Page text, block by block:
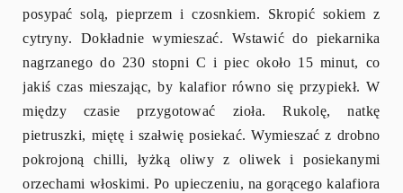
posypać solą, pieprzem i czosnkiem. Skropić sokiem z
cytryny. Dokładnie wymieszać. Wstawić do piekarnika
nagrzanego do 230 stopni C i piec około 15 minut, co
jakiś czas mieszając, by kalafior równo się przypiekł. W
między czasie przygotować zioła. Rukolę, natkę
pietruszki, miętę i szałwię posiekać. Wymieszać z drobno
pokrojoną chilli, łyżką oliwy z oliwek i posiekanymi
orzechami włoskimi. Po upieczeniu, na gorącego kalafiora